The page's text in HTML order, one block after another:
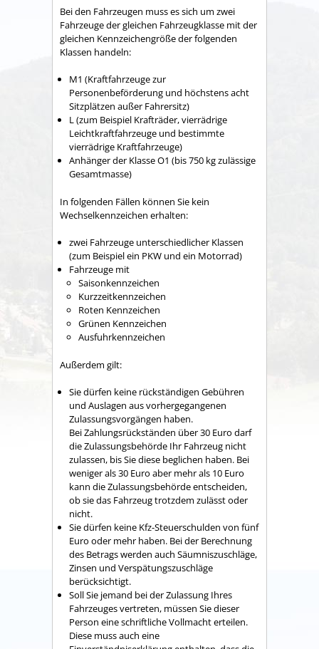
Bei den Fahrzeugen muss es sich um zwei
Fahrzeuge der gleichen Fahrzeugklasse mit der
gleichen Kennzeichengröße der folgenden
Klassen handeln:
M1 (Kraftfahrzeuge zur
Personenbeförderung und höchstens acht
Sitzplätzen außer Fahrersitz)
L (zum Beispiel Krafträder, vierrädrige
Leichtkraftfahrzeuge und bestimmte
vierrädrige Kraftfahrzeuge)
Anhänger der Klasse O1 (bis 750 kg zulässige
Gesamtmasse)
In folgenden Fällen können Sie kein
Wechselkennzeichen erhalten:
zwei Fahrzeuge unterschiedlicher Klassen
(zum Beispiel ein PKW und ein Motorrad)
Fahrzeuge mit
Saisonkennzeichen
Kurzzeitkennzeichen
Roten Kennzeichen
Grünen Kennzeichen
Ausfuhrkennzeichen
Außerdem gilt:
Sie dürfen keine rückständigen Gebühren
und Auslagen aus vorhergegangenen
Zulassungsvorgängen haben.
Bei Zahlungsrückständen über 30 Euro darf
die Zulassungsbehörde Ihr Fahrzeug nicht
zulassen, bis Sie diese beglichen haben. Bei
weniger als 30 Euro aber mehr als 10 Euro
kann die Zulassungsbehörde entscheiden,
ob sie das Fahrzeug trotzdem zulässt oder
nicht.
Sie dürfen keine Kfz-Steuerschulden von fünf
Euro oder mehr haben. Bei der Berechnung
des Betrags werden auch Säumniszuschläge,
Zinsen und Verspätungszuschläge
berücksichtigt.
Soll Sie jemand bei der Zulassung Ihres
Fahrzeuges vertreten, müssen Sie dieser
Person eine schriftliche Vollmacht erteilen.
Diese muss auch eine